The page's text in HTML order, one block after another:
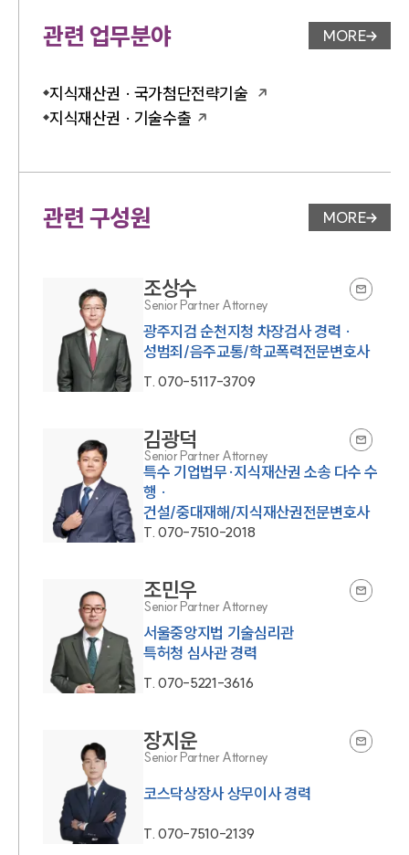
관련 업무분야 업무분야
MORE
지식재산권 · 국가첨단전략기술
지식재산권 · 기술수출
관련 구성원 변호사 페
MORE
조상수
Senior Partner Attorney
광주지검 순천지청 차장검사 경력 ·
성범죄/음주교통/학교폭력전문변호사
T.070-5117-3709
김광덕
Senior Partner Attorney
특수 기업법무·지식재산권 소송 다수 수
행 ·
건설/중대재해/지식재산권전문변호사
T.070-7510-2018
조민우
Senior Partner Attorney
서울중앙지법 기술심리관
특허청 심사관 경력
T.070-5221-3616
장지운
Senior Partner Attorney
코스닥상장사 상무이사 경력
T.070-7510-2139